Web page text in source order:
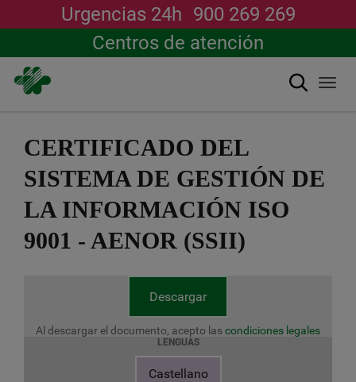
contenido
Urgencias 24h 900 269 269
Centros de atención
Buscar
CERTIFICADO DEL
SISTEMA DE GESTIÓN DE
LA INFORMACIÓN ISO
9001 - AENOR (SSII)
Descargar
Al descargar el documento, acepto lascondiciones legales
LENGUAS
Castellano